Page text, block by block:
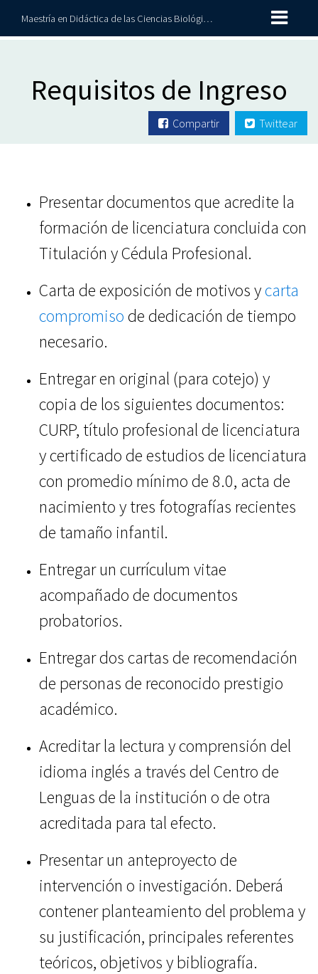
Maestría en Didáctica de las Ciencias Biológicas y Químicas
Requisitos de Ingreso
Compartir Twittear
Presentar documentos que acredite la
formación de licenciatura concluida con
Titulación y Cédula Profesional.
Carta de exposición de motivos ycarta
compromisode dedicación de tiempo
necesario.
Entregar en original (para cotejo) y
copia de los siguientes documentos:
CURP, título profesional de licenciatura
y certificado de estudios de licenciatura
con promedio mínimo de 8.0, acta de
nacimiento y tres fotografías recientes
de tamaño infantil.
Entregar un currículum vitae
acompañado de documentos
probatorios.
Entregar dos cartas de recomendación
de personas de reconocido prestigio
académico.
Acreditar la lectura y comprensión del
idioma inglés a través del Centro de
Lenguas de la institución o de otra
acreditada para tal efecto.
Presentar un anteproyecto de
intervención o investigación. Deberá
contener planteamiento del problema y
su justificación, principales referentes
teóricos, objetivos y bibliografía.